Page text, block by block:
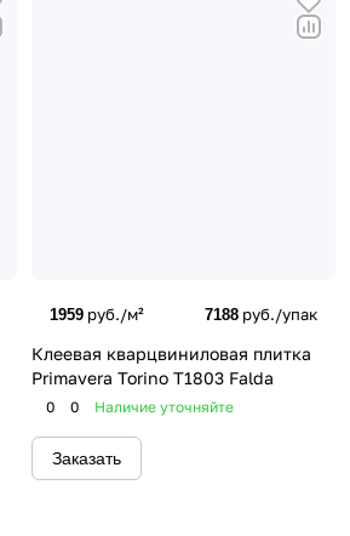
1959 руб./м² 7188 руб./упак
Клеевая кварцвиниловая плитка
Primavera Torino T1803 Falda
0 0 Наличие уточняйте
Заказать